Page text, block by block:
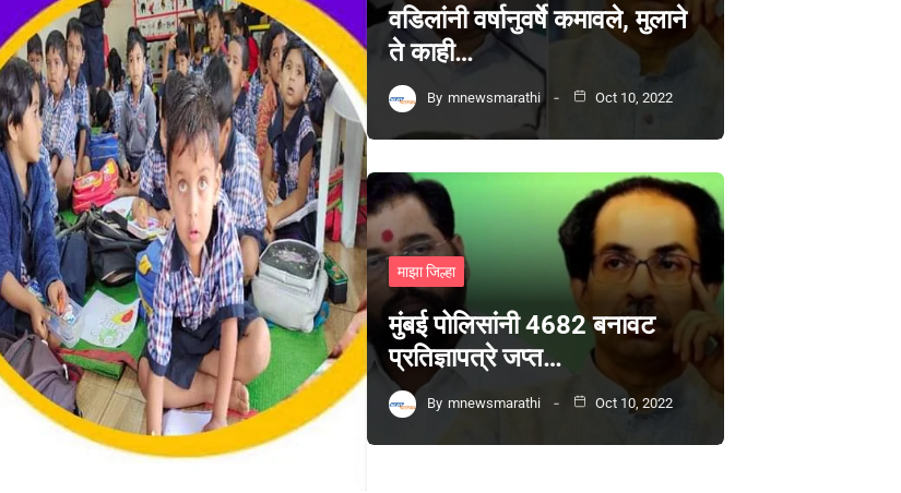
वडिलांनी वर्षानुवर्षे कमावले, मुलाने
ते काही…
By mnewsmarathi Oct 10, 2022
माझा जिल्हा
मुंबई पोलिसांनी 4682 बनावट
प्रतिज्ञापत्रे जप्त…
By mnewsmarathi Oct 10, 2022